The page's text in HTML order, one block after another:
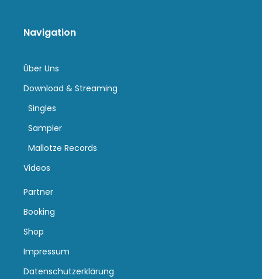
Navigation
Über Uns
Download & Streaming
Singles
Sampler
Mallotze Records
Videos
Partner
Booking
Shop
Impressum
Datenschutzerklärung